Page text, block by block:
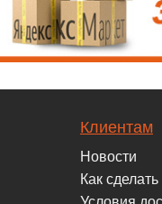
Клиентам
Новости
Как сделать